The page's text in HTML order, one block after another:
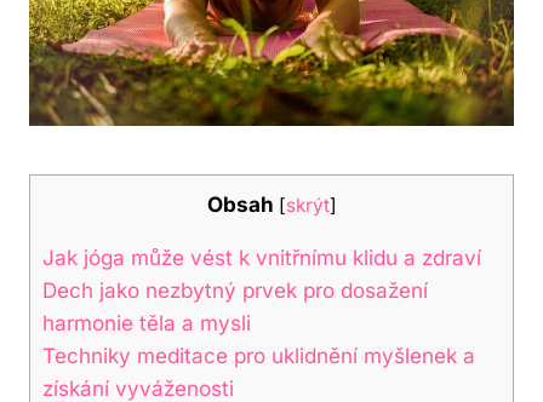
Obsah [skrýt]
Jak jóga může vést k vnitřnímu klidu a zdraví
Dech jako nezbytný prvek pro dosažení
harmonie těla a mysli
Techniky meditace pro uklidnění myšlenek a
získání vyváženosti